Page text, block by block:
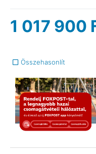
1 017 900
Összehasonlít